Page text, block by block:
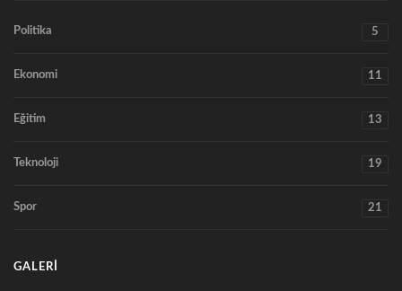
Politika 5
Ekonomi 11
Eğitim 13
Teknoloji 19
Spor 21
GALERI